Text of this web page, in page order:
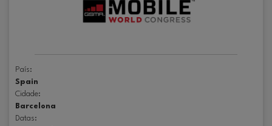
País:
Spain
Cidade:
Barcelona
Datas: